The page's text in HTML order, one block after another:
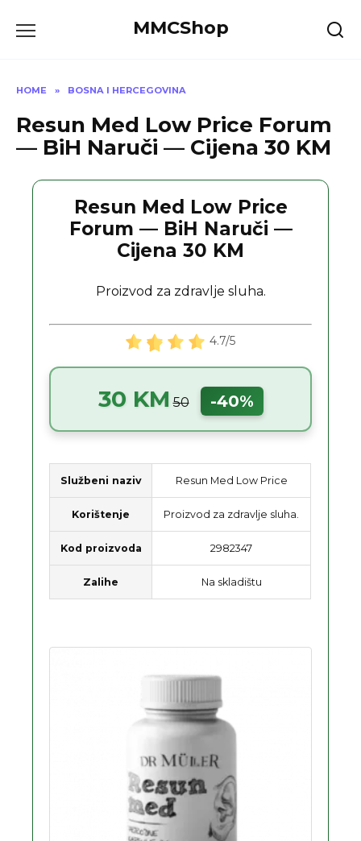
MMCShop
HOME » BOSNA I HERCEGOVINA
Resun Med Low Price Forum
— BiH Naruči — Cijena 30 KM
Resun Med Low Price
Forum — BiH Naruči —
Cijena 30 KM
Proizvod za zdravlje sluha.
4.7/5
30 KM 50 -40%
Službeni naziv Resun Med Low Price
Korištenje Proizvod za zdravlje sluha.
Kod proizvoda 2982347
Zalihe Na skladištu